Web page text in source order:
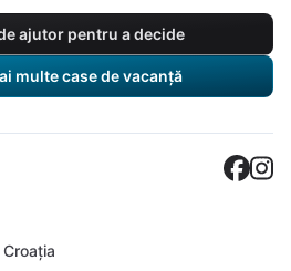
ajutor pentru a decide
multe case de vacanță